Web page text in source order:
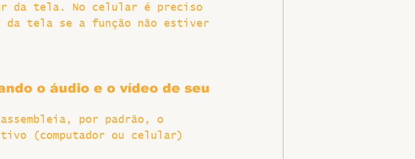
da tela. No celular é preciso
da tela se a função não estiver
o áudio e o vídeo de seu
por padrão, o
(computador ou celular)